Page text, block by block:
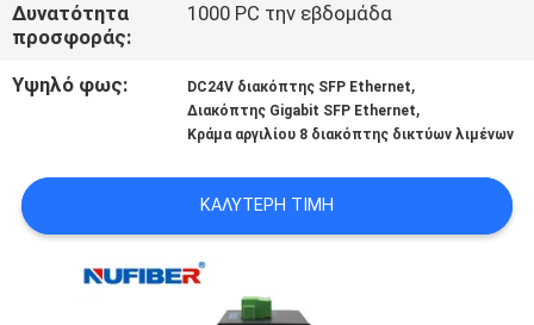
ΖΗΤΉΣΤΕ
ΈΝΑ
ΑΠΌΣΠΑΣΜΑ
SITEMAP
ΠΟΛΙΤΙΚΉ
Δυνατότητα
προσφοράς:
1000 PC την εβδομάδα
Υψηλό φως: DC24V διακόπτης SFP Ethernet,
Διακόπτης Gigabit SFP Ethernet,
Κράμα αργιλίου 8 διακόπτης δικτύων λιμένων
ΚΑΛΎΤΕΡΗ ΤΙΜΉ